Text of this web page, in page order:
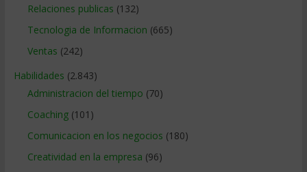
Relaciones publicas (132)
Tecnologia de Informacion (665)
Ventas (242)
Habilidades (2.843)
Administracion del tiempo (70)
Coaching(101)
Comunicacion en los negocios (180)
Creatividad en la empresa (96)